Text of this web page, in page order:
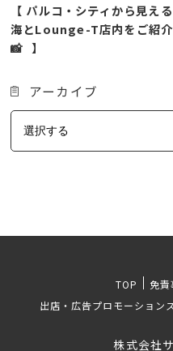
【 パルコ・シティから見える
海とLounge-T店内をご紹介
📸⠀】
アーカイブ
TOP 免
出店・広告プロモーション
株式会社